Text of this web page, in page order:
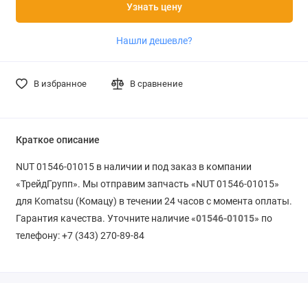
Узнать цену
Нашли дешевле?
В избранное В сравнение
Краткое описание
NUT 01546-01015 в наличии и под заказ в компании
«ТрейдГрупп». Мы отправим запчасть «NUT 01546-01015»
для Komatsu (Комацу) в течении 24 часов с момента оплаты.
Гарантия качества. Уточните наличие «01546-01015» по
телефону: +7 (343) 270-89-84